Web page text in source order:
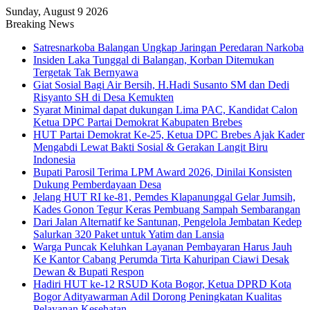
Sunday, August 9 2026
Breaking News
Satresnarkoba Balangan Ungkap Jaringan Peredaran Narkoba
Insiden Laka Tunggal di Balangan, Korban Ditemukan
Tergetak Tak Bernyawa
Giat Sosial Bagi Air Bersih, H.Hadi Susanto SM dan Dedi
Risyanto SH di Desa Kemukten
Syarat Minimal dapat dukungan Lima PAC, Kandidat Calon
Ketua DPC Partai Demokrat Kabupaten Brebes
HUT Partai Demokrat Ke-25, Ketua DPC Brebes Ajak Kader
Mengabdi Lewat Bakti Sosial & Gerakan Langit Biru
Indonesia
Bupati Parosil Terima LPM Award 2026, Dinilai Konsisten
Dukung Pemberdayaan Desa
Jelang HUT RI ke-81, Pemdes Klapanunggal Gelar Jumsih,
Kades Gonon Tegur Keras Pembuang Sampah Sembarangan
Dari Jalan Alternatif ke Santunan, Pengelola Jembatan Kedep
Salurkan 320 Paket untuk Yatim dan Lansia
Warga Puncak Keluhkan Layanan Pembayaran Harus Jauh
Ke Kantor Cabang Perumda Tirta Kahuripan Ciawi Desak
Dewan & Bupati Respon
Hadiri HUT ke-12 RSUD Kota Bogor, Ketua DPRD Kota
Bogor Adityawarman Adil Dorong Peningkatan Kualitas